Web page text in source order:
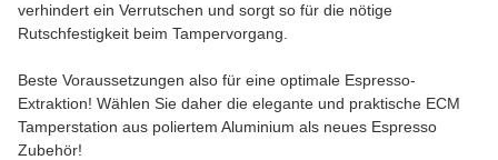
verhindert ein Verrutschen und sorgt so für die nötige
Rutschfestigkeit beim Tampervorgang.
Beste Voraussetzungen also für eine optimale Espresso-
Extraktion! Wählen Sie daher die elegante und praktische ECM
Tamperstation aus poliertem Aluminium als neues Espresso
Zubehör!